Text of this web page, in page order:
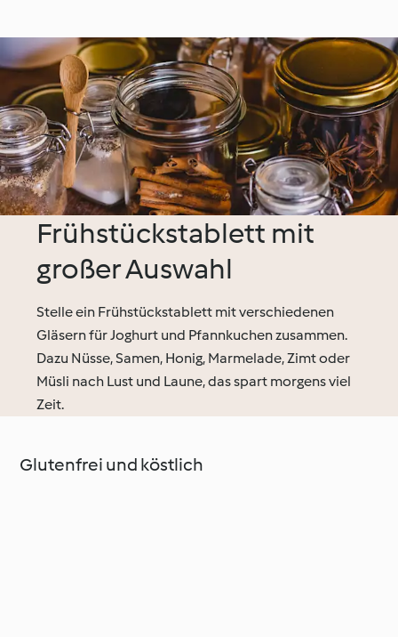
Frühstückstablett mit
großer Auswahl
Stelle ein Frühstückstablett mit verschiedenen
Gläsern für Joghurt und Pfannkuchen zusammen.
Dazu Nüsse, Samen, Honig, Marmelade, Zimt oder
Müsli nach Lust und Laune, das spart morgens viel
Zeit.
Glutenfrei und köstlich